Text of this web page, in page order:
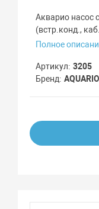
Акварио насос
(встр.конд.,
Полное
Артикул 3205
Бренд AQUARIO